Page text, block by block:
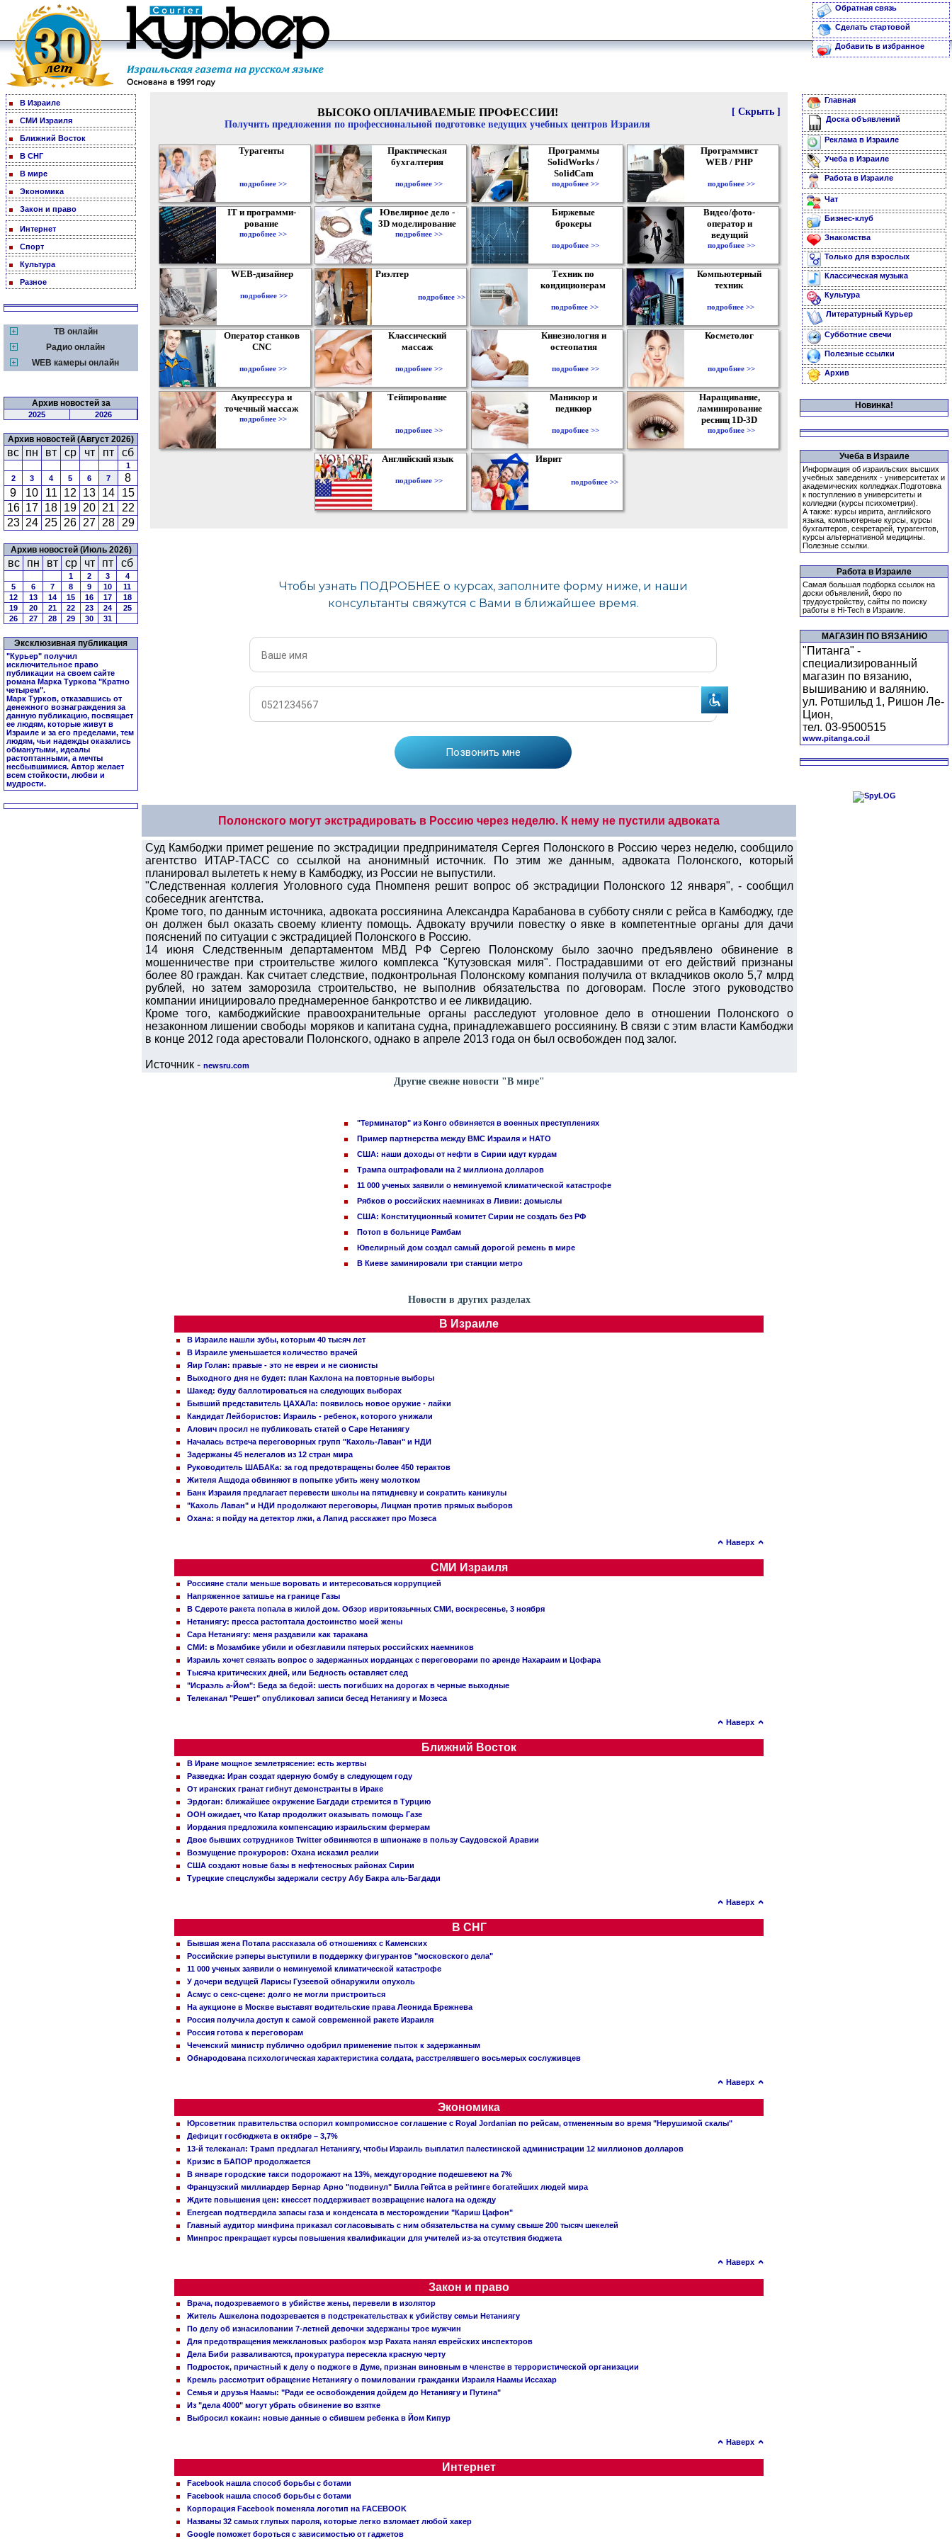
Обратная связь
Сделать стартовой
Добавить в избранное
В Израиле
СМИ Израиля
Ближний Восток
В СНГ
В мире
Экономика
Закон и право
Интернет
Спорт
Культура
Разное
ТВ онлайн
Радио онлайн
WEB камеры онлайн
Архив новостей за
2025 2026
Архив новостей (Август 2026)
вс пн вт ср чт пт сб
1
2
3 4 5 6 7
8
9
10 11 12 13 14
15
16 17 18 19 20 21
22
23 24 25 26 27 28 29
Архив новостей (Июль 2026)
вс пн вт ср чт пт сб
1 2 3
4
5
6 7 8 9 10
11
12
13 14 15 16 17
18
19
20 21 22 23 24
25
26
27 28 29 30 31
Эксклюзивная публикация
"Курьер" получил
исключительное право
публикации на своем сайте
романа Марка Туркова "Кратно
четырем".
Марк Турков, отказавшись от
денежного вознаграждения за
данную публикацию, посвящает
ее людям, которые живут в
Израиле и за его пределами, тем
людям, чьи надежды оказались
обманутыми, идеалы
растоптанными, а мечты
несбывшимися. Автор желает
всем стойкости, любви и
мудрости.
[ Скрыть ]
ВЫСОКО ОПЛАЧИВАЕМЫЕ ПРОФЕССИИ!
Получить предложения по профессиональной подготовке ведущих учебных центров Израиля
Турагенты
подробнее >>
Практическая
бухгалтерия
подробнее >>
Программы
SolidWorks /
SolidCam
подробнее >>
Программист
WEB / PHP
подробнее >>
IT и программи-
рование
подробнее >>
Ювелирное дело -
3D моделирование
подробнее >>
Биржевые
брокеры
подробнее >>
Видео/фото-
оператор и
ведущий
подробнее >>
WEB-дизайнер
подробнее >>
Риэлтер
подробнее >>
Техник по
кондиционерам
подробнее >>
Компьютерный
техник
подробнее >>
Оператор станков
CNC
подробнее >>
Классический
массаж
подробнее >>
Кинезиология и
остеопатия
подробнее >>
Косметолог
подробнее >>
Акупрессура и
точечный массаж
подробнее >>
Тейпирование
подробнее >>
Маникюр и
педикюр
подробнее >>
Наращивание,
ламинирование
ресниц 1D-3D
подробнее >>
Английский язык
подробнее >>
Иврит
подробнее >>
Полонского могут экстрадировать в Россию через неделю. К нему не пустили адвоката
Суд Камбоджи примет решение по экстрадиции предпринимателя Сергея Полонского в Россию через неделю, сообщило
агентство ИТАР-ТАСС со ссылкой на анонимный источник. По этим же данным, адвоката Полонского, который
планировал вылететь к нему в Камбоджу, из России не выпустили.
"Следственная коллегия Уголовного суда Пномпеня решит вопрос об экстрадиции Полонского 12 января", - сообщил
собеседник агентства.
Кроме того, по данным источника, адвоката россиянина Александра Карабанова в субботу сняли с рейса в Камбоджу, где
он должен был оказать своему клиенту помощь. Адвокату вручили повестку о явке в компетентные органы для дачи
пояснений по ситуации с экстрадицией Полонского в Россию.
14 июня Следственным департаментом МВД РФ Сергею Полонскому было заочно предъявлено обвинение в
мошенничестве при строительстве жилого комплекса "Кутузовская миля". Пострадавшими от его действий признаны
более 80 граждан. Как считает следствие, подконтрольная Полонскому компания получила от вкладчиков около 5,7 млрд
рублей, но затем заморозила строительство, не выполнив обязательства по договорам. После этого руководство
компании инициировало преднамеренное банкротство и ее ликвидацию.
Кроме того, камбоджийские правоохранительные органы расследуют уголовное дело в отношении Полонского о
незаконном лишении свободы моряков и капитана судна, принадлежавшего россиянину. В связи с этим власти Камбоджи
в конце 2012 года арестовали Полонского, однако в апреле 2013 года он был освобожден под залог.
Источник - newsru.com
Другие свежие новости "В мире"
"Терминатор" из Конго обвиняется в военных преступлениях
Пример партнерства между ВМС Израиля и НАТО
США: наши доходы от нефти в Сирии идут курдам
Трампа оштрафовали на 2 миллиона долларов
11 000 ученых заявили о неминуемой климатической катастрофе
Рябков о российских наемниках в Ливии: домыслы
США: Конституционный комитет Сирии не создать без РФ
Потоп в больнице Рамбам
Ювелирный дом создал самый дорогой ремень в мире
В Киеве заминировали три станции метро
Новости в других разделах
В Израиле
В Израиле нашли зубы, которым 40 тысяч лет
В Израиле уменьшается количество врачей
Яир Голан: правые - это не евреи и не сионисты
Выходного дня не будет: план Кахлона на повторные выборы
Шакед: буду баллотироваться на следующих выборах
Бывший представитель ЦАХАЛа: появилось новое оружие - лайки
Кандидат Лейбористов: Израиль - ребенок, которого унижали
Алович просил не публиковать статей о Саре Нетаниягу
Началась встреча переговорных групп "Кахоль-Лаван" и НДИ
Задержаны 45 нелегалов из 12 стран мира
Руководитель ШАБАКа: за год предотвращены более 450 терактов
Жителя Ашдода обвиняют в попытке убить жену молотком
Банк Израиля предлагает перевести школы на пятидневку и сократить каникулы
"Кахоль Лаван" и НДИ продолжают переговоры, Лицман против прямых выборов
Охана: я пойду на детектор лжи, а Лапид расскажет про Мозеса
Наверх
СМИ Израиля
Россияне стали меньше воровать и интересоваться коррупцией
Напряженное затишье на границе Газы
В Сдероте ракета попала в жилой дом. Обзор ивритоязычных СМИ, воскресенье, 3 ноября
Нетаниягу: пресса растоптала достоинство моей жены
Сара Нетаниягу: меня раздавили как таракана
СМИ: в Мозамбике убили и обезглавили пятерых российских наемников
Израиль хочет связать вопрос о задержанных иорданцах с переговорами по аренде Нахараим и Цофара
Тысяча критических дней, или Бедность оставляет след
"Исраэль а-Йом": Беда за бедой: шесть погибших на дорогах в черные выходные
Телеканал "Решет" опубликовал записи бесед Нетаниягу и Мозеса
Наверх
Ближний Восток
В Иране мощное землетрясение: есть жертвы
Разведка: Иран создат ядерную бомбу в следующем году
От иранских гранат гибнут демонстранты в Ираке
Эрдоган: ближайшее окружение Багдади стремится в Турцию
ООН ожидает, что Катар продолжит оказывать помощь Газе
Иордания предложила компенсацию израильским фермерам
Двое бывших сотрудников Twitter обвиняются в шпионаже в пользу Саудовской Аравии
Возмущение прокуроров: Охана исказил реалии
США создают новые базы в нефтеносных районах Сирии
Турецкие спецслужбы задержали сестру Абу Бакра аль-Багдади
Наверх
В СНГ
Бывшая жена Потапа рассказала об отношениях с Каменских
Российские рэперы выступили в поддержку фигурантов "московского дела"
11 000 ученых заявили о неминуемой климатической катастрофе
У дочери ведущей Ларисы Гузеевой обнаружили опухоль
Асмус о секс-сцене: долго не могли пристроиться
На аукционе в Москве выставят водительские права Леонида Брежнева
Россия получила доступ к самой современной ракете Израиля
Россия готова к переговорам
Чеченский министр публично одобрил применение пыток к задержанным
Обнародована психологическая характеристика солдата, расстрелявшего восьмерых сослуживцев
Наверх
Экономика
Юрсоветник правительства оспорил компромиссное соглашение с Royal Jordanian по рейсам, отмененным во время "Нерушимой скалы"
Дефицит госбюджета в октябре – 3,7%
13-й телеканал: Трамп предлагал Нетаниягу, чтобы Израиль выплатил палестинской администрации 12 миллионов долларов
Кризис в БАПОР продолжается
В январе городские такси подорожают на 13%, междугородние подешевеют на 7%
Французский миллиардер Бернар Арно "подвинул" Билла Гейтса в рейтинге богатейших людей мира
Ждите повышения цен: кнессет поддерживает возвращение налога на одежду
Energean подтвердила запасы газа и конденсата в месторождении "Кариш Цафон"
Главный аудитор минфина приказал согласовывать с ним обязательства на сумму свыше 200 тысяч шекелей
Минпрос прекращает курсы повышения квалификации для учителей из-за отсутствия бюджета
Наверх
Закон и право
Врача, подозреваемого в убийстве жены, перевели в изолятор
Житель Ашкелона подозревается в подстрекательствах к убийству семьи Нетаниягу
По делу об изнасиловании 7-летней девочки задержаны трое мужчин
Для предотвращения межклановых разборок мэр Рахата нанял еврейских инспекторов
Дела Биби разваливаются, прокуратура пересекла красную черту
Подросток, причастный к делу о поджоге в Думе, признан виновным в членстве в террористической организации
Кремль рассмотрит обращение Нетаниягу о помиловании гражданки Израиля Наамы Иссахар
Семья и друзья Наамы: "Ради ее освобождения дойдем до Нетаниягу и Путина"
Из "дела 4000" могут убрать обвинение во взятке
Выбросил кокаин: новые данные о сбившем ребенка в Йом Кипур
Наверх
Интернет
Facebook нашла способ борьбы с ботами
Facebook нашла способ борьбы с ботами
Корпорация Facebook поменяла логотип на FACEBOOK
Названы 32 самых глупых пароля, которые легко взломает любой хакер
Google поможет бороться с зависимостью от гаджетов
Главная
Доска объявлений
Реклама в Израиле
Учеба в Израиле
Работа в Израиле
Чат
Бизнес-клуб
Знакомства
Только для взрослых
Классическая музыка
Культура
Литературный Курьер
Субботние свечи
Полезные ссылки
Архив
Новинка!
Учеба в Израиле
Информация об израильских высших
учебных заведениях - университетах и
академических колледжах.Подготовка
к поступлению в университеты и
колледжи (курсы психометрии).
А также: курсы иврита, английского
языка, компьютерные курсы, курсы
бухгалтеров, секретарей, турагентов,
курсы альтернативной медицины.
Полезные ссылки.
Работа в Израиле
Самая большая подборка ссылок на
доски объявлений, бюро по
трудоустройству, сайты по поиску
работы в Hi-Tech в Израиле.
МАГАЗИН ПО ВЯЗАНИЮ
"Питанга" -
специализированный
магазин по вязанию,
вышиванию и валянию.
ул. Ротшильд 1, Ришон Ле-
Цион,
тел. 03-9500515
www.pitanga.co.il